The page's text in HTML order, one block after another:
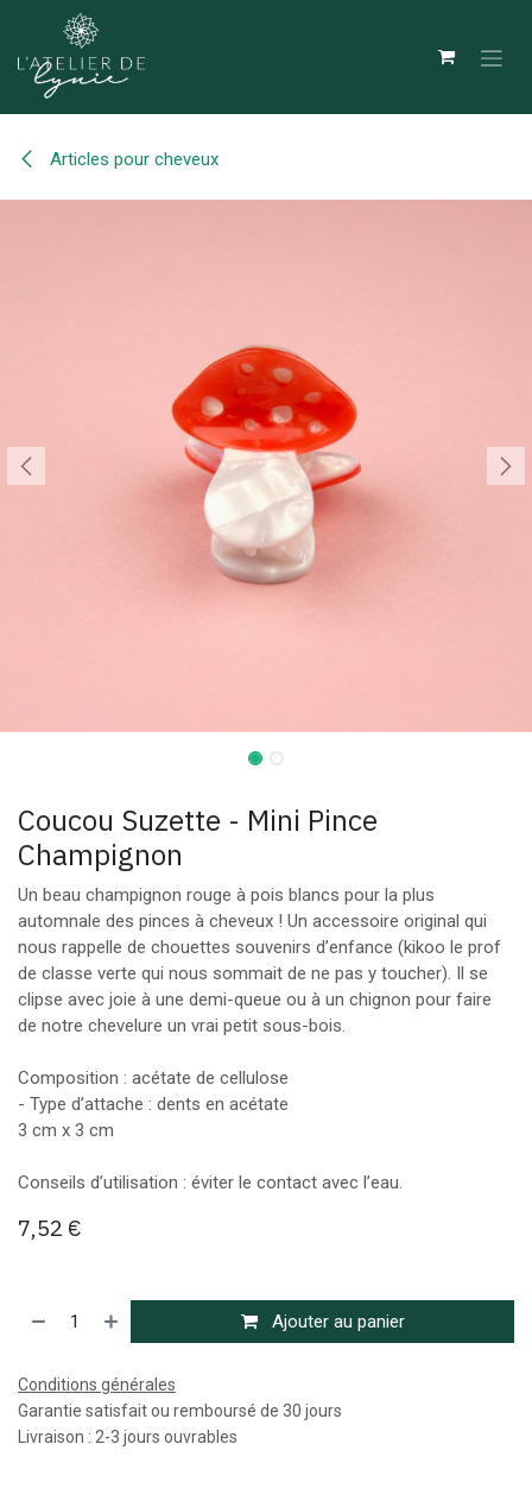
Se rendre au contenu
Articles pour cheveux
Coucou Suzette - Mini Pince
Champignon
Un beau champignon rouge à pois blancs pour la plus
automnale des pinces à cheveux ! Un accessoire original qui
nous rappelle de chouettes souvenirs d’enfance (kikoo le prof
de classe verte qui nous sommait de ne pas y toucher). Il se
clipse avec joie à une demi-queue ou à un chignon pour faire
de notre chevelure un vrai petit sous-bois.
Composition : acétate de cellulose
- Type d’attache : dents en acétate
3 cm x 3 cm
Conseils d’utilisation : éviter le contact avec l’eau.
7,52 €
Ajouter au panier
Conditions générales
Garantie satisfait ou remboursé de 30 jours
Livraison : 2-3 jours ouvrables